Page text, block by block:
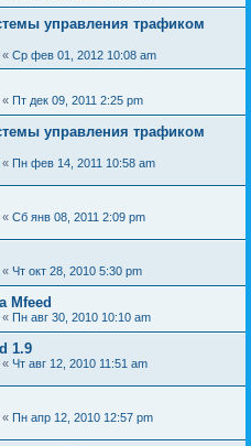
управления трафиком
« Ср фев 01, 2012 10:08 am
« Пт дек 09, 2011 2:25 pm
управления трафиком
« Пн фев 14, 2011 10:58 am
« Сб янв 08, 2011 2:09 pm
« Чт окт 28, 2010 5:30 pm
Mfeed
« Пн авг 30, 2010 10:10 am
1.9
« Чт авг 12, 2010 11:51 am
« Пн апр 12, 2010 12:57 pm